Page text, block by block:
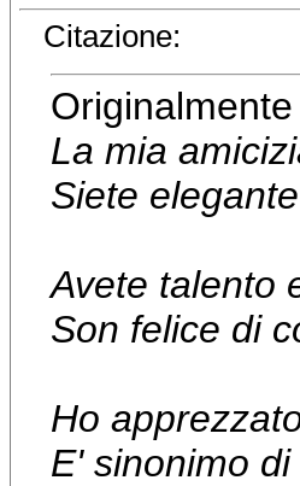
Citazione:
La mia
Siete
Avete talento
Son felice di
Ho
E' sinonimo